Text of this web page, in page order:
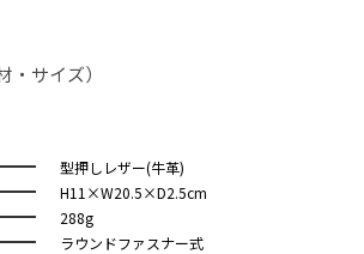
・サイズ）
型押しレザー(牛革)
H11×W20.5×D2.5cm
288g
ラウンドファスナー式